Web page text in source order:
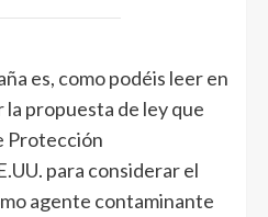
es, como podéis leer en
propuesta de ley que
Protección
para considerar el
agente contaminante